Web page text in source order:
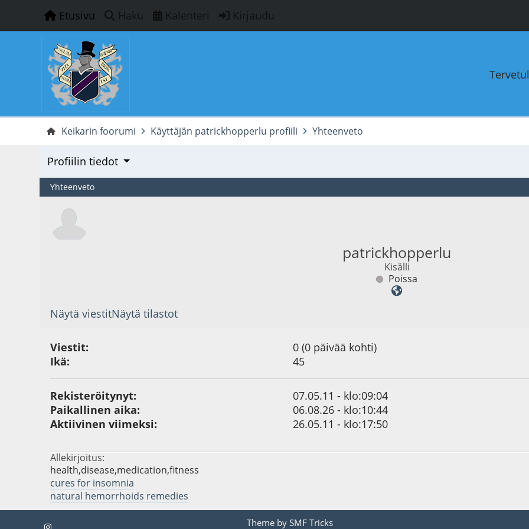
Etusivu Haku Kalenteri Kirjaudu
Keikarin foorumi Käyttäjän patrickhopperlu profiili Yhteenveto
Profiilin tiedot
Yhteenveto
patrickhopperlu
Kisälli
Poissa
Näytä viestitNäytä tilastot
Viestit:
0 (0 päivää kohti)
Ikä:
45
Rekisteröitynyt:
07.05.11 - klo:09:04
Paikallinen aika:
06.08.26 - klo:10:44
Aktiivinen viimeksi:
26.05.11 - klo:17:50
Allekirjoitus:
health,disease,medication,fitness
cures for insomnia
natural hemorrhoids remedies
Theme by SMF Tricks